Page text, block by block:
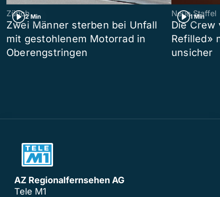
2 Min
Zürich
Zwei Männer sterben bei Unfall
mit gestohlenem Motorrad in
Oberengstringen
1 Min
Neue Staffel
Die Crew
Refilled»
unsicher
AZ Regionalfernsehen AG
Tele M1